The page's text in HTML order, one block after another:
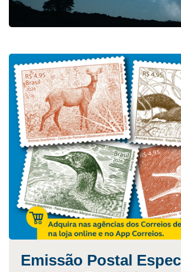
Emissão Postal